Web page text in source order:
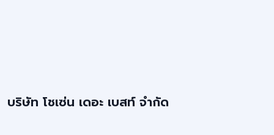
บริษัท โชเซ่น เดอะ เบสท์ จำกัด